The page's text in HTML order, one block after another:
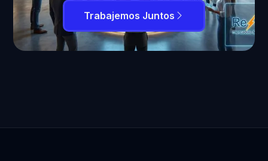
Trabajemos Juntos